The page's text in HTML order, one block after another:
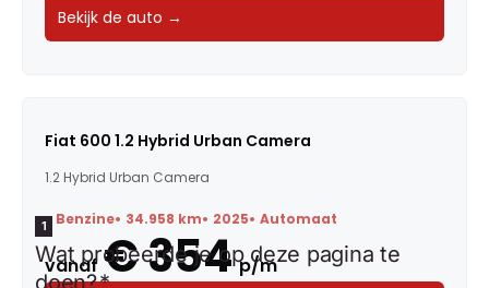
Bekijk de auto →
Fiat 600 1.2 Hybrid Urban Camera
1.2 Hybrid Urban Camera
Benzine 34.958 km 2025 Automaat
vanaf € 354 p/m